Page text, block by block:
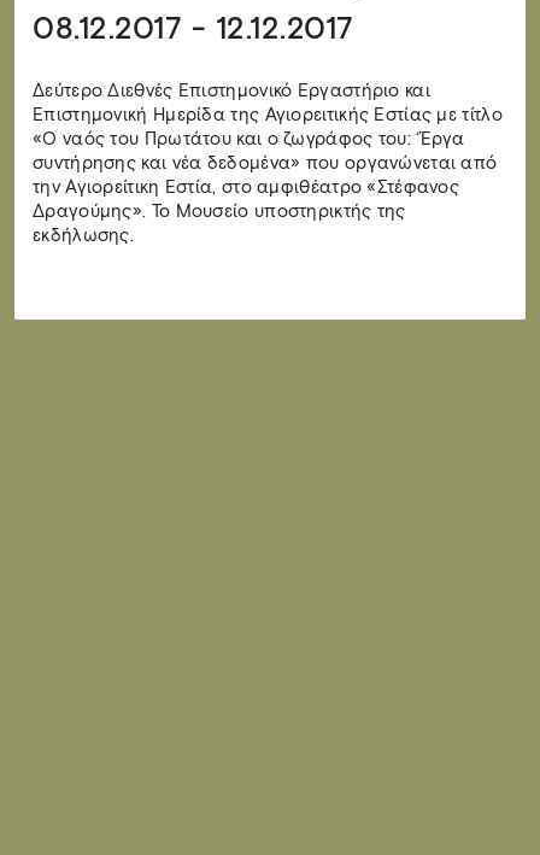
08.12.2017 - 12.12.2017
Δεύτερο Διεθνές Επιστημονικό Εργαστήριο και
Επιστημονική Ημερίδα της Αγιορειτικής Εστίας με τίτλο
«Ο ναός του Πρωτάτου και ο ζωγράφος του: ‘Έργα
συντήρησης και νέα δεδομένα» που οργανώνεται από
την Αγιορείτικη Εστία, στο αμφιθέατρο «Στέφανος
Δραγούμης». Το Μουσείο υποστηρικτής της
εκδήλωσης.